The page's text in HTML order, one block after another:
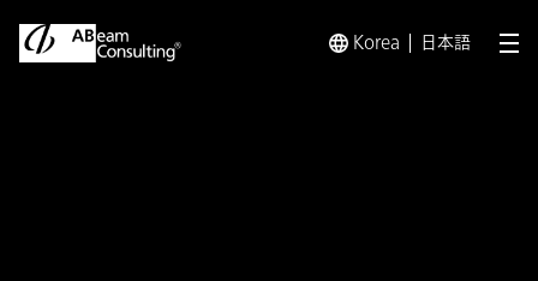
Korea 日本語 メ